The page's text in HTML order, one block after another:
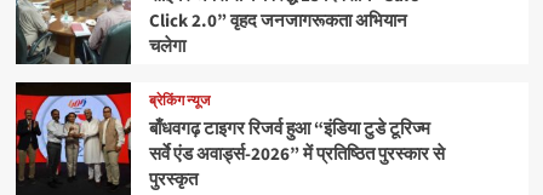
Click 2.0” वृहद जनजागरूकता अभियान
चलेगा
ब्रेकिंग न्यूज
बाँधवगढ़ टाइगर रिजर्व हुआ “इंडिया टुडे टूरिज्म
सर्वे एंड अवार्ड्स-2026” में प्रतिष्ठित पुरस्कार से
पुरस्कृत